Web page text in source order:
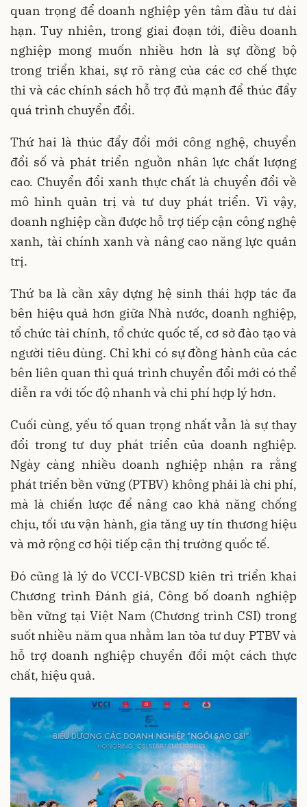
quan trọng để doanh nghiệp yên tâm đầu tư dài
hạn. Tuy nhiên, trong giai đoạn tới, điều doanh
nghiệp mong muốn nhiều hơn là sự đồng bộ
trong triển khai, sự rõ ràng của các cơ chế thực
thi và các chính sách hỗ trợ đủ mạnh để thúc đẩy
quá trình chuyển đổi.
Thứ hai là thúc đẩy đổi mới công nghệ, chuyển
đổi số và phát triển nguồn nhân lực chất lượng
cao. Chuyển đổi xanh thực chất là chuyển đổi về
mô hình quản trị và tư duy phát triển. Vì vậy,
doanh nghiệp cần được hỗ trợ tiếp cận công nghệ
xanh, tài chính xanh và nâng cao năng lực quản
trị.
Thứ ba là cần xây dựng hệ sinh thái hợp tác đa
bên hiệu quả hơn giữa Nhà nước, doanh nghiệp,
tổ chức tài chính, tổ chức quốc tế, cơ sở đào tạo và
người tiêu dùng. Chỉ khi có sự đồng hành của các
bên liên quan thì quá trình chuyển đổi mới có thể
diễn ra với tốc độ nhanh và chi phí hợp lý hơn.
Cuối cùng, yếu tố quan trọng nhất vẫn là sự thay
đổi trong tư duy phát triển của doanh nghiệp.
Ngày càng nhiều doanh nghiệp nhận ra rằng
phát triển bền vững (PTBV) không phải là chi phí,
mà là chiến lược để nâng cao khả năng chống
chịu, tối ưu vận hành, gia tăng uy tín thương hiệu
và mở rộng cơ hội tiếp cận thị trường quốc tế.
Đó cũng là lý do VCCI-VBCSD kiên trì triển khai
Chương trình Đánh giá, Công bố doanh nghiệp
bền vững tại Việt Nam (Chương trình CSI) trong
suốt nhiều năm qua nhằm lan tỏa tư duy PTBV và
hỗ trợ doanh nghiệp chuyển đổi một cách thực
chất, hiệu quả.